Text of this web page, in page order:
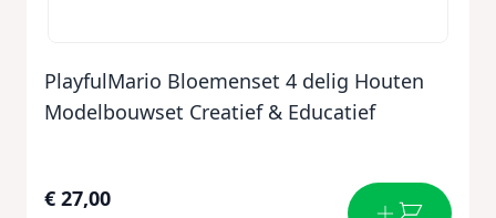
PlayfulMario Bloemenset 4 delig Houten
Modelbouwset Creatief & Educatief
€ 27,00